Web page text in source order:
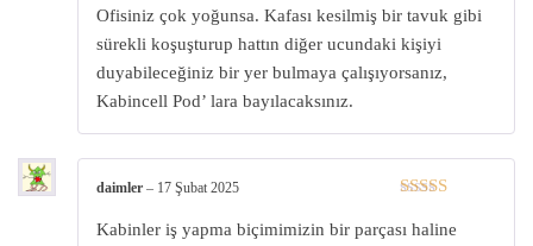
5oy aldı
Ofisiniz çok yoğunsa. Kafası kesilmiş bir tavuk gibi
sürekli koşuşturup hattın diğer ucundaki kişiyi
duyabileceğiniz bir yer bulmaya çalışıyorsanız,
Kabincell Pod’ lara bayılacaksınız.
5 oy aldı
daimler – 17 Şubat 2025
Kabinler iş yapma biçimimizin bir parçası haline